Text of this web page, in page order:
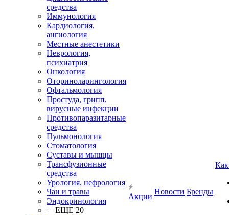
средства
Иммунология
Кардиология,
ангиология
Местные анестетики
Неврология,
психиатрия
Онкология
Оториноларингология
Офтальмология
Простуда, грипп,
вирусные инфекции
Противопаразитарные
средства
Пульмонология
Стоматология
Суставы и мышцы
Трансфузионные
средства
Урология, нефрология
Чаи и травы
Эндокринология
+ ЕЩЕ 20
Акции
Новости Бренды